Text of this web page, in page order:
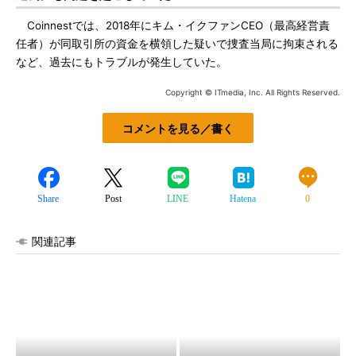
Coinnestでは、2018年にキム・イクファンCEO（最高経営責
任者）が同取引所の資金を横領した疑いで捜査当局に拘束される
など、過去にもトラブルが発生していた。
Copyright © ITmedia, Inc. All Rights Reserved.
コメントを見る／書く
Share Post LINE Hatena 0
関連記事